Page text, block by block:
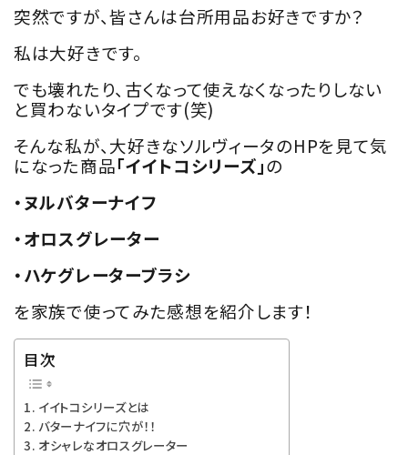
突然ですが、皆さんは台所用品お好きですか？
私は大好きです。
でも壊れたり、古くなって使えなくなったりしない
と買わないタイプです(笑)
そんな私が、大好きなソルヴィータのHPを見て気
になった商品「イイトコシリーズ」の
・ヌルバターナイフ
・オロスグレーター
・ハケグレーターブラシ
を家族で使ってみた感想を紹介します！
目次
イイトコシリーズとは
バターナイフに穴が！！
オシャレなオロスグレーター